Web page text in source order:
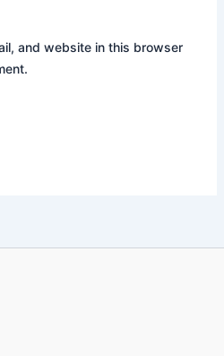
and website in this browser